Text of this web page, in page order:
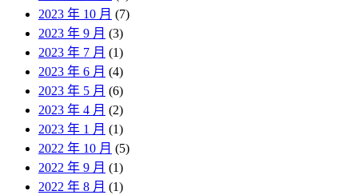
2023 年 10 月 (7)
2023 年 9 月 (3)
2023 年 7 月 (1)
2023 年 6 月 (4)
2023 年 5 月 (6)
2023 年 4 月 (2)
2023 年 1 月 (1)
2022 年 10 月 (5)
2022 年 9 月 (1)
2022 年 8 月 (1)